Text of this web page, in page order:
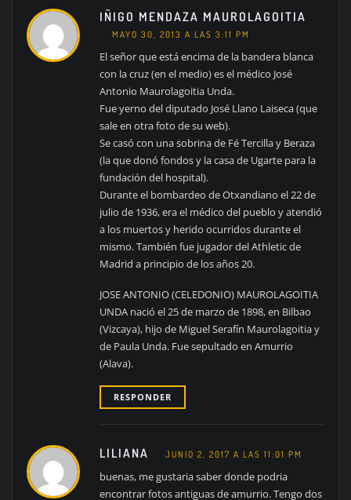
IÑIGO MENDAZA MAUROLAGOITIA
MAYO 30, 2013 A LAS 3:11 PM
El señor que está encima de la bandera blanca
con la cruz (en el medio) es el médico José
Antonio Maurolagoitia Unda.
Fue yerno del diputado José Llano Laiseca (que
sale en otra foto de su web).
Se casó con una sobrina de Fé Tercilla y Beraza
(la que donó fondos y la casa de Ugarte para la
fundación del hospital).
Durante el bombardeo de Otxandiano el 22 de
julio de 1936, era el médico del pueblo y atendió
a los muertos y herido ocurridos durante el
mismo. También fue jugador del Athletic de
Madrid a principio de los años 20.
JOSE ANTONIO (CELEDONIO) MAUROLAGOITIA
UNDA nació el 25 de marzo de 1898, en Bilbao
(Vizcaya), hijo de Miguel Serafín Maurolagoitia y
de Paula Unda. Fue sepultado en Amurrio
(Alava).
RESPONDER
LILIANA JUNIO 2, 2017 A LAS 11:01 PM
buenas, me gustaria saber donde podria
encontrar fotos antiguas de amurrio. Tengo dos